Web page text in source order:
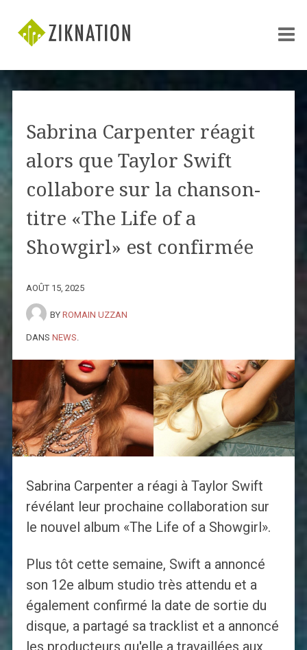
Sabrina Carpenter réagit
alors que Taylor Swift
collabore sur la chanson-
titre «The Life of a
Showgirl» est confirmée
AOÛT 15, 2025
BY ROMAIN UZZAN
DANS NEWS
Sabrina Carpenter a réagi à Taylor Swift
révélant leur prochaine collaboration sur
le nouvel album «The Life of a Showgirl».
Plus tôt cette semaine, Swift a annoncé
son 12e album studio très attendu et a
également confirmé la date de sortie du
disque, a partagé sa tracklist et a annoncé
les producteurs qu'elle a travaillées aux